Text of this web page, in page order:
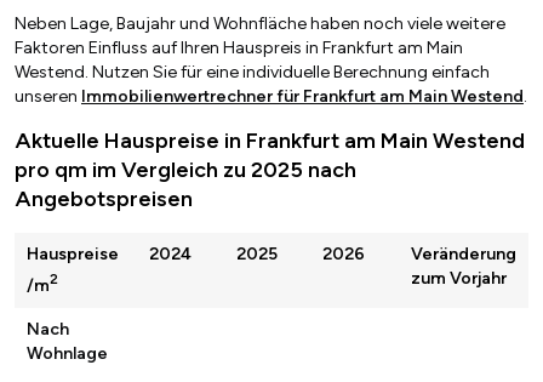
Neben Lage, Baujahr und Wohnfläche haben noch viele weitere
Faktoren Einfluss auf Ihren Hauspreis in Frankfurt am Main
Westend. Nutzen Sie für eine individuelle Berechnung einfach
unseren Immobilienwertrechner für Frankfurt am Main Westend.
Aktuelle Hauspreise in Frankfurt am Main Westend
pro qm im Vergleich zu 2025 nach
Angebotspreisen
Hauspreise
/m2
2024 2025 2026
Veränderung
zum Vorjahr
Nach
Wohnlage